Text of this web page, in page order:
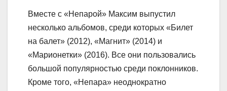
Вместе с «Непарой» Максим выпустил
несколько альбомов, среди которых «Билет
на балет» (2012), «Магнит» (2014) и
«Марионетки» (2016). Все они пользовались
большой популярностью среди поклонников.
Кроме того, «Непара» неоднократно